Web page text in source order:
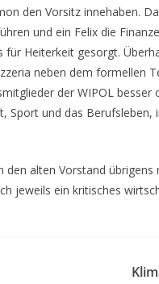
den Vorsitz innehaben.
und ein Felix die
Heiterkeit gesorgt.
neben dem formellen
der WIPOL
Sport und das Berufsleben,
alten Vorstand übrigens
jeweils ein kritisches